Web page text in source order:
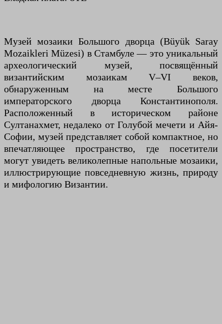
Музей мозаики Большого дворца (Büyük Saray
Mozaikleri Müzesi) в Стамбуле — это уникальный
археологический музей, посвящённый
византийским мозаикам V–VI веков,
обнаруженным на месте Большого
императорского дворца Константинополя.
Расположенный в историческом районе
Султанахмет, недалеко от Голубой мечети и Айя-
Софии, музей представляет собой компактное, но
впечатляющее пространство, где посетители
могут увидеть великолепные напольные мозаики,
иллюстрирующие повседневную жизнь, природу
и мифологию Византии.